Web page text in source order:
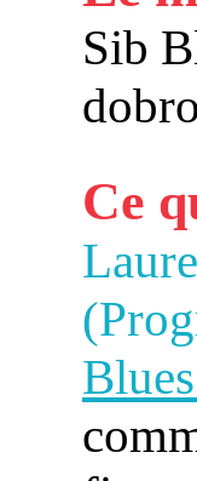
Sib
Ce